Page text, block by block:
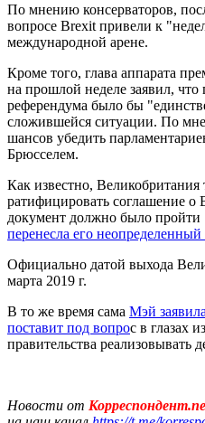
По мнению консерваторов,
вопросе Brexit привели к
международной арене.
Кроме того, глава аппарата
на прошлой неделе заявил, что
референдума было бы
сложившейся ситуации. По
шансов убедить
Брюсселем.
Как известно, Великобритания
ратифицировать соглашение о
документ должно было пройти
перенесла его неопределенный
Официально датой выхода
марта 2019 г.
В то же время сама Мэй
поставит под вопрос в глазах
правительства реализовывать
Новости от